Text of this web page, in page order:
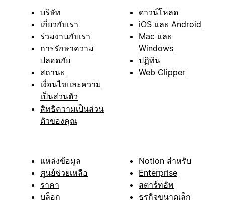
บริษัท
เกี่ยวกับเรา
ร่วมงานกับเรา
การรักษาความ
ปลอดภัย
สถานะ
เงื่อนไขและความ
เป็นส่วนตัว
สิทธิความเป็นส่วน
ตัวของคุณ
ดาวน์โหลด
iOS และ Android
Mac และ
Windows
ปฏิทิน
Web Clipper
แหล่งข้อมูล
ศูนย์ช่วยเหลือ
ราคา
บล็อก
Notion สำหรับ
Enterprise
สตาร์ทอัพ
ธุรกิจขนาดเล็ก